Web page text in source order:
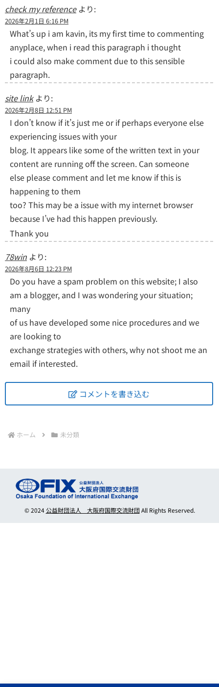
check my reference より:
2026年2月1日 6:16 PM
What’s up i am kavin, its my first time to commenting
anyplace, when i read this paragraph i thought
i could also make comment due to this sensible
paragraph.
site link より:
2026年2月8日 12:51 PM
I don’t know if it’s just me or if perhaps everyone else
experiencing issues with your
blog. It appears like some of the written text in your
content are running off the screen. Can someone
else please comment and let me know if this is
happening to them
too? This may be a issue with my internet browser
because I’ve had this happen previously.
Thank you
78win より:
2026年8月6日 12:23 PM
Do you have a spam problem on this website; I also
am a blogger, and I was wondering your situation;
many
of us have developed some nice procedures and we
are looking to
exchange strategies with others, why not shoot me an
email if interested.
コメントを書き込む
ホーム 未分類
© 2024公益財団法人 大阪府国際交流財団 All Rights Reserved.